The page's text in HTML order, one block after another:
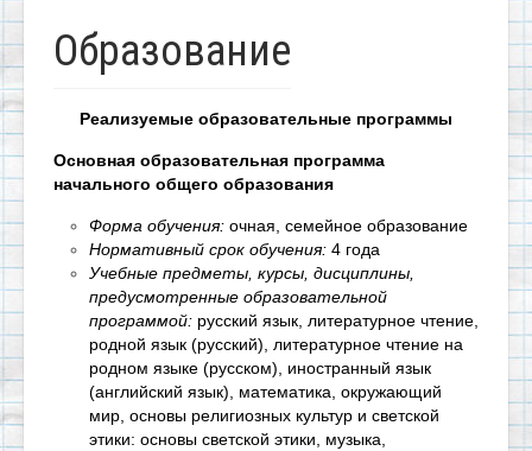
Образование
Реализуемые образовательные программы
Основная образовательная программа
начального общего образования
Форма обучения: очная, семейное образование
Нормативный срок обучения: 4 года
Учебные предметы, курсы, дисциплины,
предусмотренные образовательной
программой: русский язык, литературное чтение,
родной язык (русский), литературное чтение на
родном языке (русском), иностранный язык
(английский язык), математика, окружающий
мир, основы религиозных культур и светской
этики: основы светской этики, музыка,